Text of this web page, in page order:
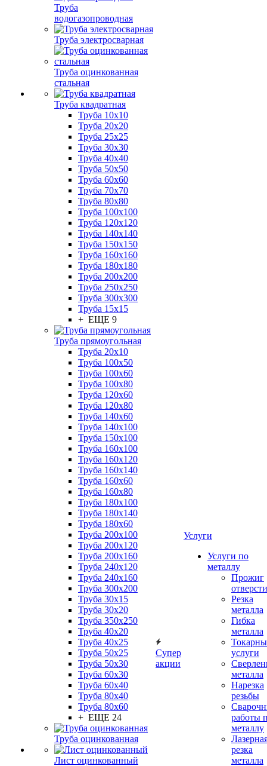
Труба
водогазопроводная
Труба электросварная
Труба оцинкованная
стальная
Труба квадратная
Труба 10x10
Труба 20x20
Труба 25x25
Труба 30x30
Труба 40x40
Труба 50x50
Труба 60x60
Труба 70x70
Труба 80x80
Труба 100x100
Труба 120x120
Труба 140x140
Труба 150x150
Труба 160x160
Труба 180x180
Труба 200x200
Труба 250x250
Труба 300x300
Труба 15x15
+ ЕЩЕ 9
Труба прямоугольная
Труба 20x10
Труба 100x50
Труба 100x60
Труба 100x80
Труба 120x60
Труба 120x80
Труба 140x60
Труба 140x100
Труба 150x100
Труба 160x100
Труба 160x120
Труба 160x140
Труба 160x60
Труба 160x80
Труба 180x100
Труба 180x140
Труба 180x60
Труба 200x100
Труба 200x120
Труба 200x160
Труба 240x120
Труба 240x160
Труба 300x200
Труба 30x15
Труба 30x20
Труба 350x250
Труба 40x20
Труба 40x25
Труба 50x25
Труба 50x30
Труба 60x30
Труба 60x40
Труба 80x40
Труба 80x60
+ ЕЩЕ 24
Труба оцинкованная
Лист оцинкованный
Супер
акции
Услуги
Услуги по
металлу
Прожиг
Резка
металла
Гибка
металла
услуги
металла
Нарезка
резьбы
работы
металлу
резка
металла